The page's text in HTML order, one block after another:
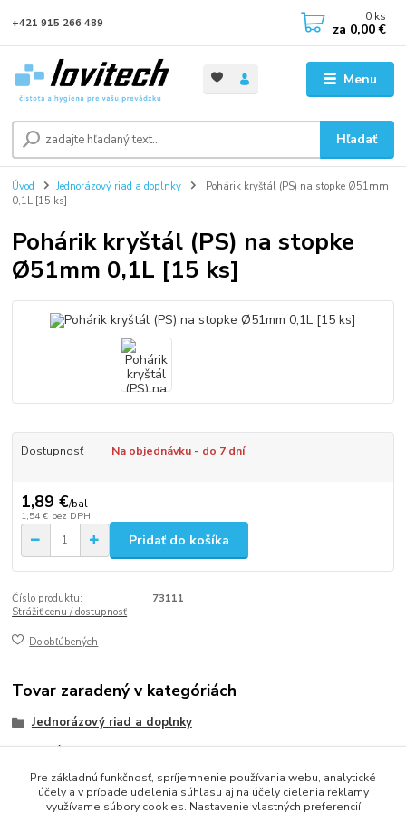
Menu
Hľadať
+421 915 266 489 0 ks
za 0,00 €
Úvod Jednorázový riad a doplnky
Pohárik kryštál (PS) na stopke Ø51mm
0,1L [15 ks]
Pohárik kryštál (PS) na stopke
Ø51mm 0,1L [15 ks]
Dostupnosť Na objednávku - do 7 dní
1,89 €/bal
1,54 € bez DPH
Pridať do košíka
Číslo produktu:
73111
Strážiť cenu / dostupnosť
Do obľúbených
Tovar zaradený v kategóriách
Jednorázový riad a doplnky
Poháriky
Plastové poháriky kryštál (PS)
Pre základnú funkčnosť, spríjemnenie používania webu, analytické
účely a v prípade udelenia súhlasu aj na účely cielenia reklamy
využívame súbory cookies. Nastavenie vlastných preferencií